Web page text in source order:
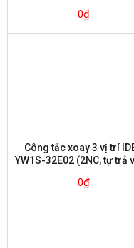
0₫
Công tắc xoay 3 vị trí
YW1S-32E02 (2NC, tự trả
0₫